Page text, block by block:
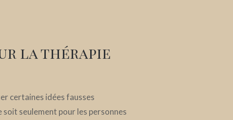
la thérapie
certaines idées fausses
soit seulement pour les personnes